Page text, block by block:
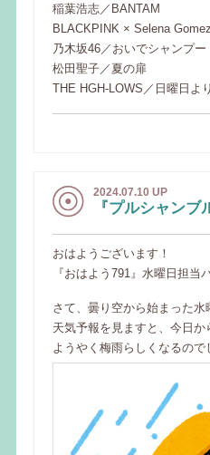
稲葉浩志／BANTAM
BLACKPINK × Selena
乃木坂46／おいでシャンプー
松田聖子／夏の扉
THE HGH-LOWS／日曜日よ
2024.07.10 UP
『プルシャン
おはようございます！
『おはよう791』水曜日担
さて、曇り空から始まった水
天気予報を見ますと、今日か
ようやく梅雨らしくなるので